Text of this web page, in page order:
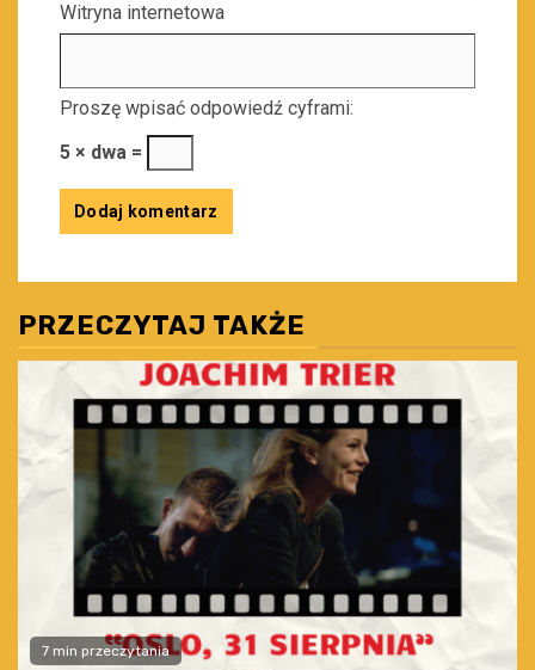
Witryna internetowa
Proszę wpisać odpowiedź cyframi:
5 × dwa =
PRZECZYTAJ TAKŻE
7 min przeczytania